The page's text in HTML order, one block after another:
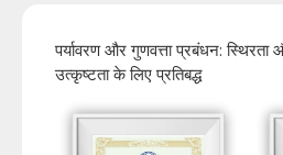
पर्यावरण और गुणवत्ता प्रबंधन: स्थिरता
उत्कृष्टता के लिए प्रतिबद्ध